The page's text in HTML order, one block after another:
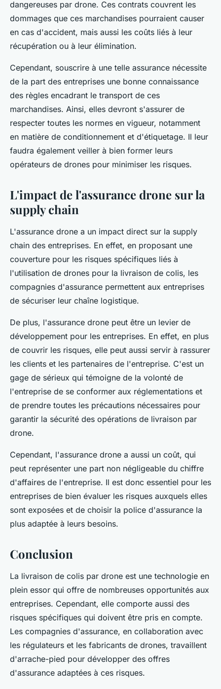
dangereuses par drone. Ces contrats couvrent les
dommages que ces marchandises pourraient causer
en cas d'accident, mais aussi les coûts liés à leur
récupération ou à leur élimination.
Cependant, souscrire à une telle assurance nécessite
de la part des entreprises une bonne connaissance
des règles encadrant le transport de ces
marchandises. Ainsi, elles devront s'assurer de
respecter toutes les normes en vigueur, notamment
en matière de conditionnement et d'étiquetage. Il leur
faudra également veiller à bien former leurs
opérateurs de drones pour minimiser les risques.
L'impact de l'assurance drone sur la
supply chain
L'assurance drone a un impact direct sur la supply
chain des entreprises. En effet, en proposant une
couverture pour les risques spécifiques liés à
l'utilisation de drones pour la livraison de colis, les
compagnies d'assurance permettent aux entreprises
de sécuriser leur chaîne logistique.
De plus, l'assurance drone peut être un levier de
développement pour les entreprises. En effet, en plus
de couvrir les risques, elle peut aussi servir à rassurer
les clients et les partenaires de l'entreprise. C'est un
gage de sérieux qui témoigne de la volonté de
l'entreprise de se conformer aux réglementations et
de prendre toutes les précautions nécessaires pour
garantir la sécurité des opérations de livraison par
drone.
Cependant, l'assurance drone a aussi un coût, qui
peut représenter une part non négligeable du chiffre
d'affaires de l'entreprise. Il est donc essentiel pour les
entreprises de bien évaluer les risques auxquels elles
sont exposées et de choisir la police d'assurance la
plus adaptée à leurs besoins.
Conclusion
La livraison de colis par drone est une technologie en
plein essor qui offre de nombreuses opportunités aux
entreprises. Cependant, elle comporte aussi des
risques spécifiques qui doivent être pris en compte.
Les compagnies d'assurance, en collaboration avec
les régulateurs et les fabricants de drones, travaillent
d'arrache-pied pour développer des offres
d'assurance adaptées à ces risques.